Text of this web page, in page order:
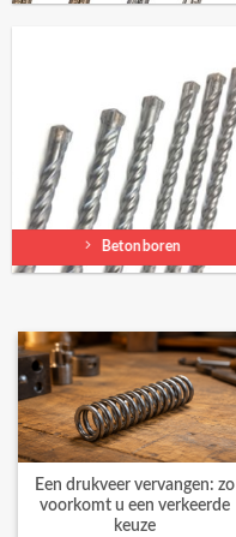
Betonboren
Een drukveer vervangen: zo
voorkomt u een verkeerde
keuze